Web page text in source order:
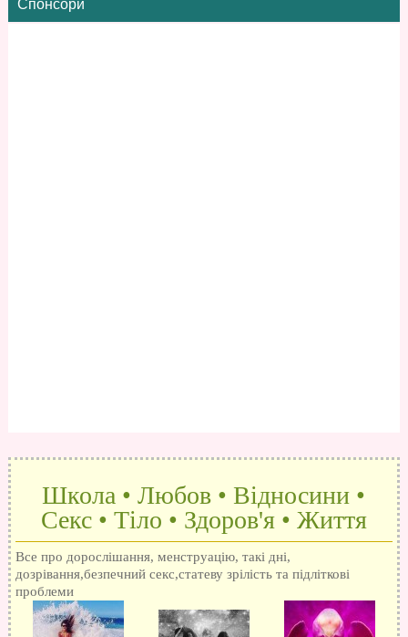
Спонсори
Школа • Любов • Відносини •
Секс • Тіло • Здоров'я • Життя
Все про дорослішання, менструацію, такі дні,
дозрівання,безпечний секс,статеву зрілість та підліткові
проблеми